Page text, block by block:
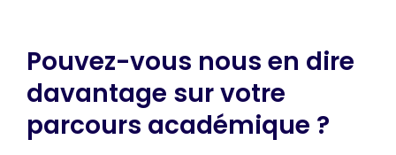
Pouvez-vous nous en dire
davantage sur votre
parcours académique ?